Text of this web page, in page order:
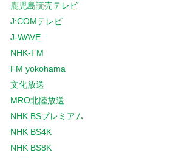
鹿児島読売テレビ
J:COMテレビ
J-WAVE
NHK-FM
FM yokohama
文化放送
MRO北陸放送
NHK BSプレミアム
NHK BS4K
NHK BS8K